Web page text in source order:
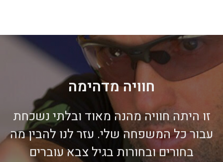
חוויה מדהימה
זו היתה חוויה מהנה מאוד ובלתי נשכחת
עבור כל המשפחה שלי. עזר לנו להבין מה
בחורים ובחורות בגיל צבא עוברים